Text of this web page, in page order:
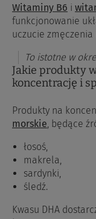
Witaminy B6 i
funkcjonowanie
uczucie zmęczenia
To istotne w
Jakie produkty
koncentrację i
Produkty na
morskie, będące
łosoś,
makrela,
sardynki,
śledź.
Kwasu DHA